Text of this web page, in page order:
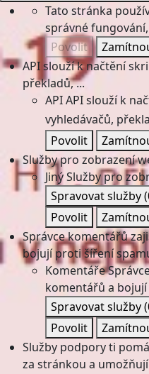
Tato stránka
správné
Povolit
API slouží k načtění
překladů, ...
APIAPI slouží k
vyhledávačů,
Povolit
Služby pro zobrazení
JinýSlužby pro
Spravovat služby
Povolit
Správce komentářů
bojují proti šíření
Komentáře
komentářů a
Spravovat služby
Povolit
Služby podpory ti
za stránkou a